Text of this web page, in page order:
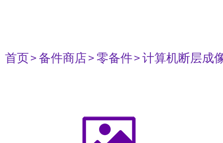
首页> 备件商店> 零备件> 计算机断层成